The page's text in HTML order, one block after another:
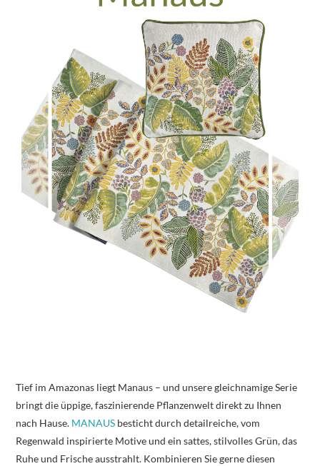
Tief im Amazonas liegt Manaus – und unsere gleichnamige Serie
bringt die üppige, faszinierende Pflanzenwelt direkt zu Ihnen
nach Hause. MANAUS besticht durch detailreiche, vom
Regenwald inspirierte Motive und ein sattes, stilvolles Grün, das
Ruhe und Frische ausstrahlt. Kombinieren Sie gerne diesen